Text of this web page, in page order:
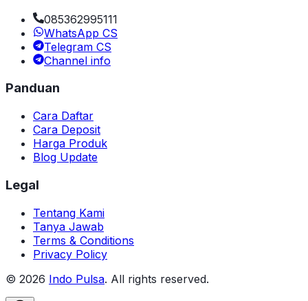
085362995111
WhatsApp CS
Telegram CS
Channel info
Panduan
Cara Daftar
Cara Deposit
Harga Produk
Blog Update
Legal
Tentang Kami
Tanya Jawab
Terms & Conditions
Privacy Policy
© 2026 Indo Pulsa. All rights reserved.